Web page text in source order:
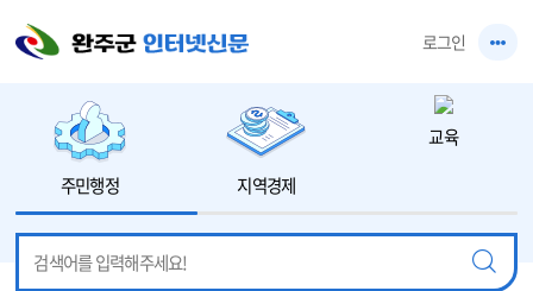
로그인
주민행정 지역경제
교육